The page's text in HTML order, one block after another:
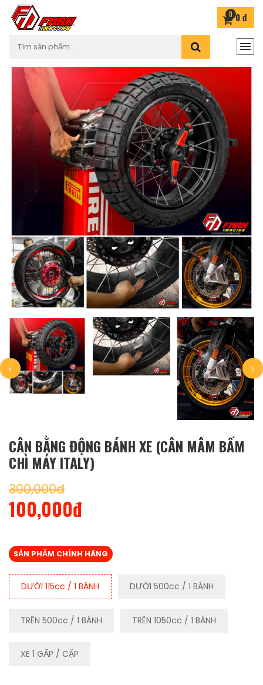
0 0 đ
CÂN BẰNG ĐỘNG BÁNH XE (CÂN MÂM BẤM
CHÌ MÁY ITALY)
300,000đ
100,000đ
SẢN PHẨM CHÍNH HÃNG
DƯỚI 115cc / 1 BÁNH DƯỚI 500cc / 1 BÁNH
TRÊN 500cc / 1 BÁNH TRÊN 1050cc / 1 BÁNH
XE 1 GẤP / CẶP